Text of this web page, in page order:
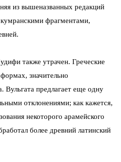
из вышеназванных редакций
фрагментами,
также утрачен. Греческие
значительно
Вульгата предлагает еще одну
отклонениями; как кажется,
некоторого арамейского
более древний латинский